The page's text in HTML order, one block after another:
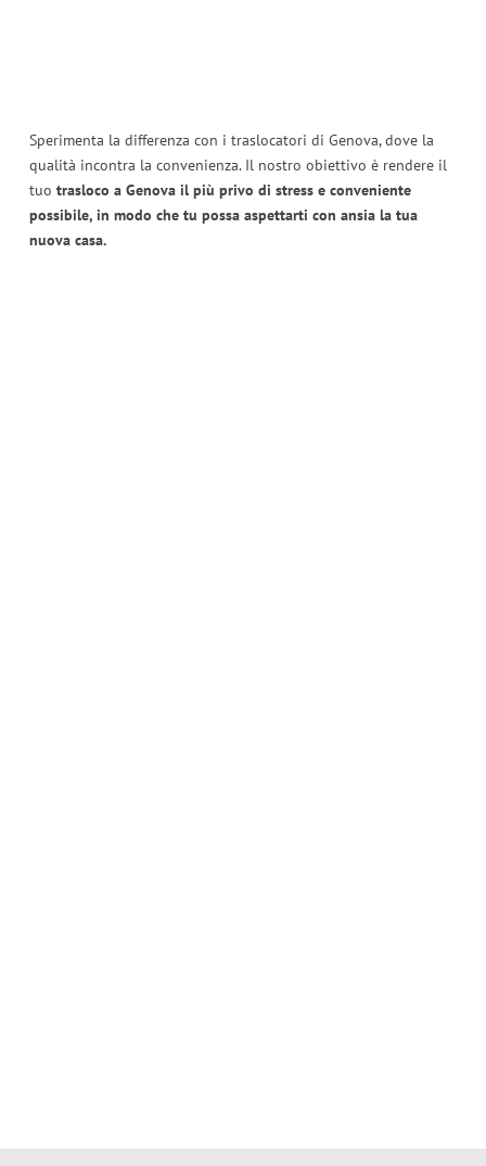
Sperimenta la differenza con i traslocatori di Genova, dove la
qualità incontra la convenienza. Il nostro obiettivo è rendere il
tuo trasloco a Genova il più privo di stress e conveniente
possibile, in modo che tu possa aspettarti con ansia la tua
nuova casa.